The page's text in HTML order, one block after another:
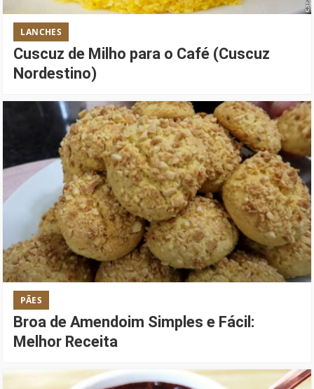
LANCHES
Cuscuz de Milho para o Café (Cuscuz
Nordestino)
PÃES
Broa de Amendoim Simples e Fácil:
Melhor Receita